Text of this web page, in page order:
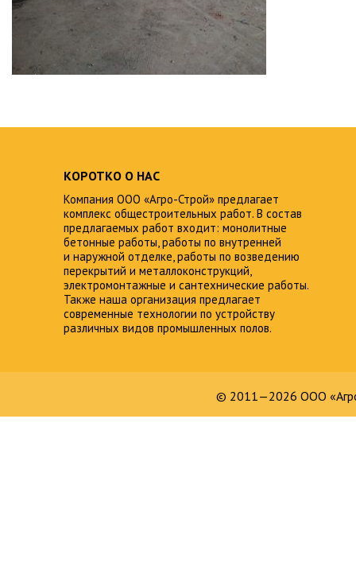
КОРОТКО О НАС
Компания ООО «Агро-Строй» предлагает
комплекс общестроительных работ. В состав
предлагаемых работ входит: монолитные
бетонные работы, работы по внутренней
и наружной отделке, работы по возведению
перекрытий и металлоконструкций,
электромонтажные и сантехнические работы.
Также наша организация предлагает
современные технологии по устройству
различных видов промышленных полов.
© 2011—2026 ООО